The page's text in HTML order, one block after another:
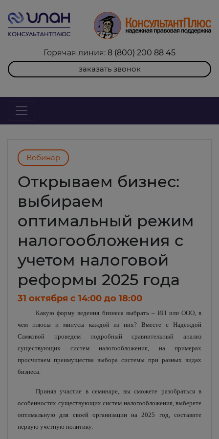
Горячая линия: 8 (800) 200 88 45
заказать звонок
Вебинар
Открываем бизнес:
выбираем
оптимальный режим
налогообложения с
учетом налоговой
реформы 2025 года
31 октября c 14:00 до 18:00
Какую форму ведения бизнеса выбрать – ИП или ООО, в
чем плюсы и минусы каждой из них? Вместе с Надеждой
Самковой проведем подробный сравнительный анализ
существующих систем налогообложения, на примерах
просчитаем преимущества выбора системы при разных видах
бизнеса.
Приняв участие в семинаре, вы сможете разобраться в
особенностях существующих систем налогообложения, выберете
оптимальную для своей организации на 2025 год, составите
первую учетную политику.